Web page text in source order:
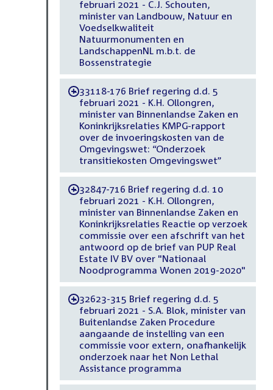
februari 2021 - C.J. Schouten,
minister van Landbouw, Natuur en
Voedselkwaliteit
Natuurmonumenten en
LandschappenNL m.b.t. de
Bossenstrategie
-33118-176 Brief regering d.d. 5
februari 2021 - K.H. Ollongren,
minister van Binnenlandse Zaken en
Koninkrijksrelaties KMPG-rapport
over de invoeringskosten van de
Omgevingswet: “Onderzoek
transitiekosten Omgevingswet”
-32847-716 Brief regering d.d. 10
februari 2021 - K.H. Ollongren,
minister van Binnenlandse Zaken en
Koninkrijksrelaties Reactie op verzoek
commissie over een afschrift van het
antwoord op de brief van PUP Real
Estate IV BV over "Nationaal
Noodprogramma Wonen 2019-2020"
-32623-315 Brief regering d.d. 5
februari 2021 - S.A. Blok, minister van
Buitenlandse Zaken Procedure
aangaande de instelling van een
commissie voor extern, onafhankelijk
onderzoek naar het Non Lethal
Assistance programma